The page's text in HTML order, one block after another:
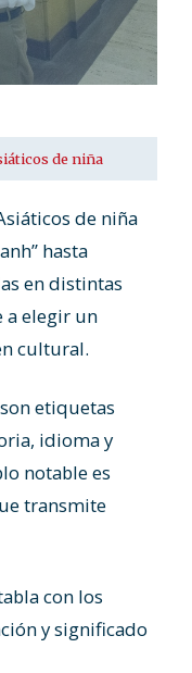
de niña
de niña
hasta
en distintas
a elegir un
cultural.
etiquetas
idioma y
notable es
transmite
con los
y significado